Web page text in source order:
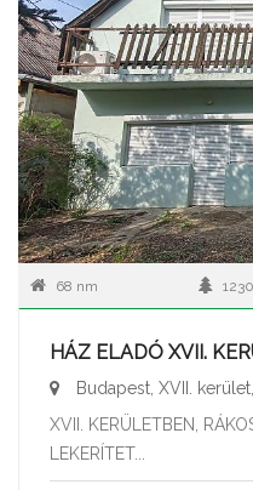
68 nm
HÁZ ELADÓ XVII.
Budapest, XVII.
XVII. KERÜLETBEN,
LEKERÍTET...